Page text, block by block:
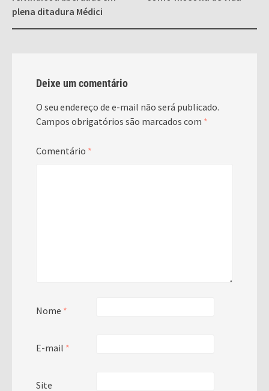
plena ditadura Médici
Deixe um comentário
O seu endereço de e-mail não será publicado.
Campos obrigatórios são marcados com *
Comentário *
Nome *
E-mail *
Site